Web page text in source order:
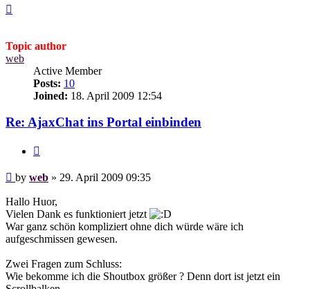
Topic author
web
Active Member
Posts: 10
Joined: 18. April 2009 12:54
Re: AjaxChat ins Portal einbinden
Post
by web » 29. April 2009 09:35
Hallo Huor,
Vielen Dank es funktioniert jetzt
War ganz schön kompliziert ohne dich würde wäre ich
aufgeschmissen gewesen.
Zwei Fragen zum Schluss:
Wie bekomme ich die Shoutbox größer ? Denn dort ist jetzt ein